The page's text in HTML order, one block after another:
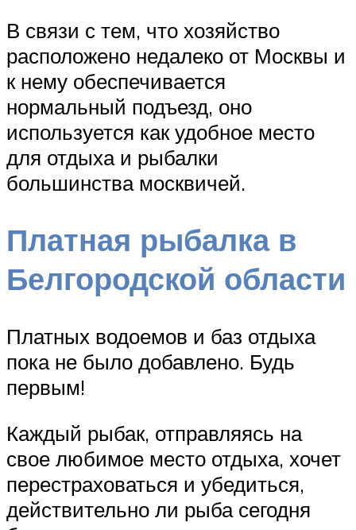
В связи с тем, что хозяйство
расположено недалеко от Москвы и
к нему обеспечивается
нормальный подъезд, оно
используется как удобное место
для отдыха и рыбалки
большинства москвичей.
Платная рыбалка в
Белгородской области
Платных водоемов и баз отдыха
пока не было добавлено. Будь
первым!
Каждый рыбак, отправляясь на
свое любимое место отдыха, хочет
перестраховаться и убедиться,
действительно ли рыба сегодня